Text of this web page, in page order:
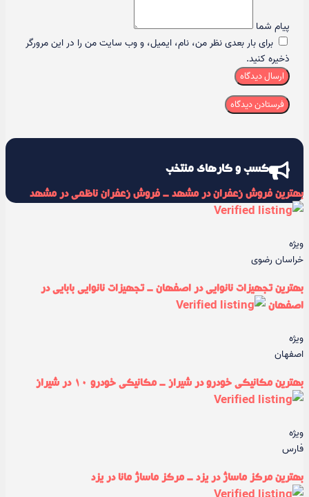
پیام شما
برای بار بعدی نظر من، نام، ایمیل، و وب سایت من را در این مرورگر
ذخیره کنید.
ارسال دیدگاه
کسب و کارهای منتخب
بهترین فروش زعفران در مشهد - فروش زعفران ناظمی در مشهد
ویژه
خراسان رضوی
بهترین تجهیزات نانوایی در اصفهان - تجهیزات نانوایی بابایی در
اصفهان
ویژه
اصفهان
بهترین مکانیکی خودرو در شیراز - مکانیکی خودرو ۱۰ در شیراز
ویژه
فارس
بهترین مرکز ماساژ در یزد - مرکز ماساژ مانا در یزد